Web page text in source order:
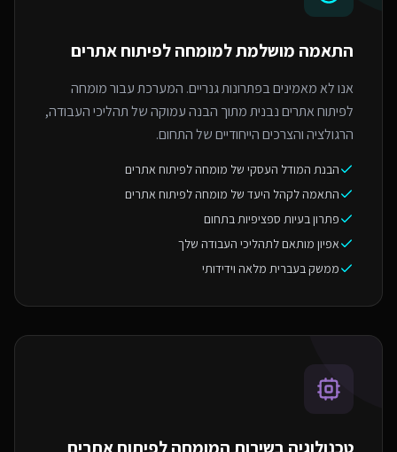
התאמה מושלמת למומחה לפיתוח אתרים
אנו לא מאמינים בפתרונות גנריים. המערכת עבור מומחה
לפיתוח אתרים נבנית מתוך הבנה עמוקה של תהליכי העבודה,
הרגולציה והצרכים הייחודיים של התחום.
הבנת המודל העסקי של מומחה לפיתוח אתרים
התאמה לקהל היעד של מומחה לפיתוח אתרים
פתרון בעיות ספציפיות בתחום
אפיון מותאם לתהליכי העבודה שלך
ממשק בעברית מלאה וידידותי